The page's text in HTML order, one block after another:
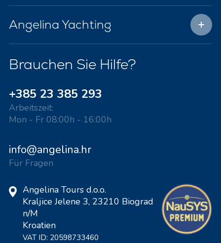
Angelina Yachting
Brauchen Sie Hilfe?
+385 23 385 293
Arbeitszeit:
Mon - Fr 08:00h - 16:00h
info@angelina.hr
Für Fragen
Angelina Tours d.o.o.
Kraljice Jelene 3, 23210 Biograd
n/M
Kroatien
VAT ID: 20598733460